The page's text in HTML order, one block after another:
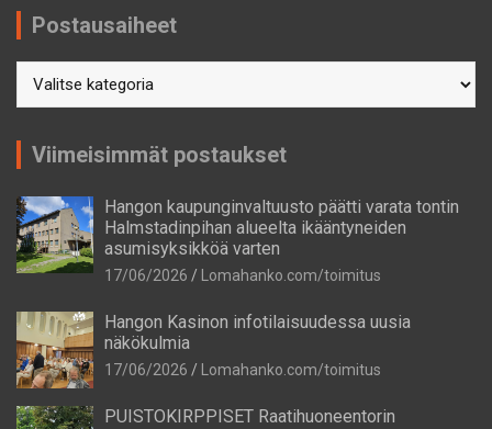
Postausaiheet
Viimeisimmät postaukset
Hangon kaupunginvaltuusto päätti varata tontin
Halmstadinpihan alueelta ikääntyneiden
asumisyksikköä varten
17/06/2026 Lomahanko.com/toimitus
Hangon Kasinon infotilaisuudessa uusia
näkökulmia
17/06/2026 Lomahanko.com/toimitus
PUISTOKIRPPISET Raatihuoneentorin